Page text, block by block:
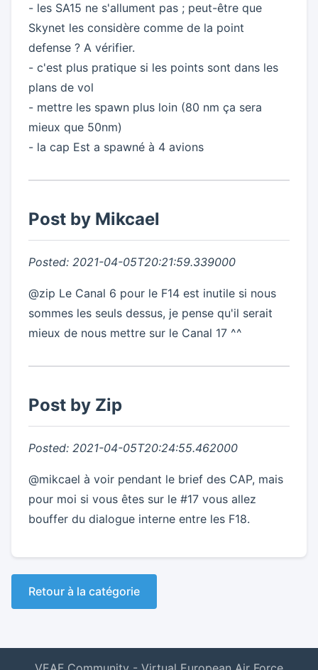
- les SA15 ne s'allument pas ; peut-être que
Skynet les considère comme de la point
defense ? A vérifier.
- c'est plus pratique si les points sont dans les
plans de vol
- mettre les spawn plus loin (80 nm ça sera
mieux que 50nm)
- la cap Est a spawné à 4 avions
Post by Mikcael
Posted: 2021-04-05T20:21:59.339000
@zip Le Canal 6 pour le F14 est inutile si nous
sommes les seuls dessus, je pense qu'il serait
mieux de nous mettre sur le Canal 17 ^^
Post by Zip
Posted: 2021-04-05T20:24:55.462000
@mikcael à voir pendant le brief des CAP, mais
pour moi si vous êtes sur le #17 vous allez
bouffer du dialogue interne entre les F18.
Retour à la catégorie